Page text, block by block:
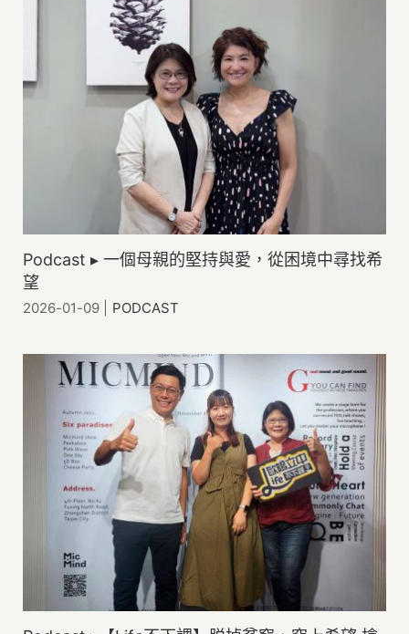
Podcast ▸ 一個母親的堅持與愛，從困境中尋找希
望
2026-01-09 PODCAST